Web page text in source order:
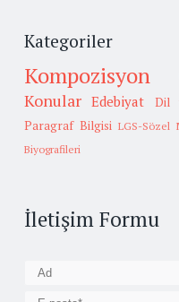
Kategoriler
Kompozisyon
Konular Edebiyat Dil
Paragraf Bilgisi LGS-Sözel
Biyografileri
İletişim Formu